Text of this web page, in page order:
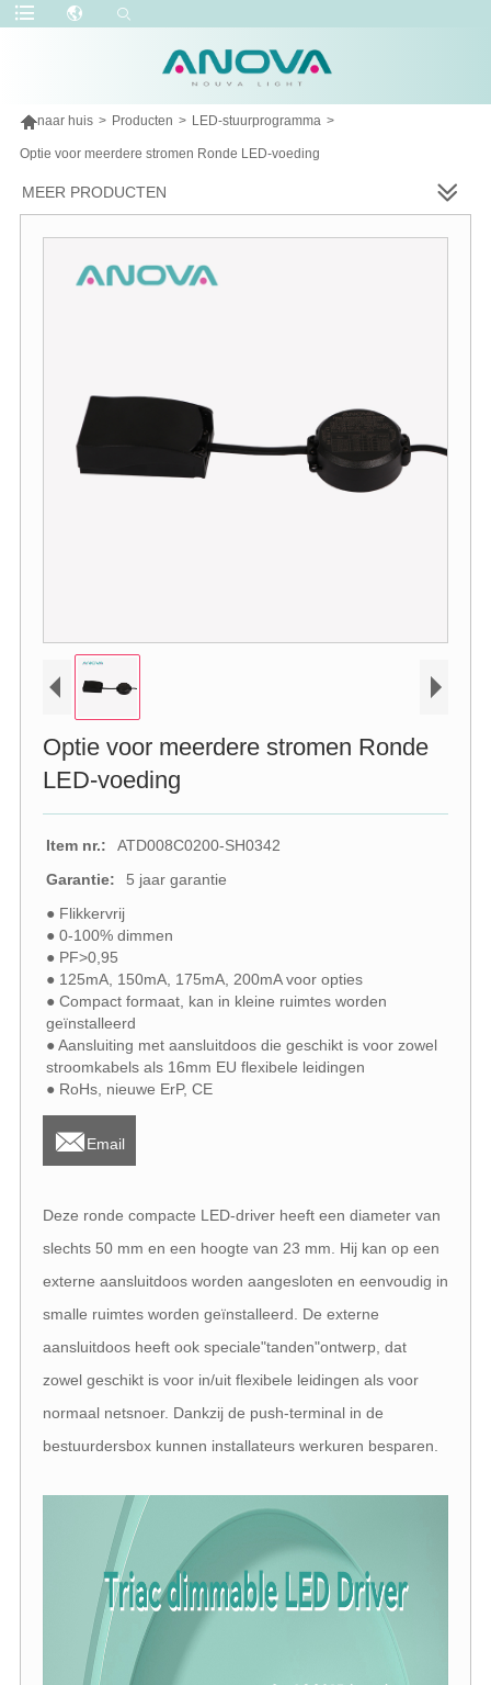
naar huis > Producten > LED-stuurprogramma >
Optie voor meerdere stromen Ronde LED-voeding
MEER PRODUCTEN
Optie voor meerdere stromen Ronde
LED-voeding
Item nr.:
ATD008C0200-SH0342
Garantie:
5 jaar garantie
● Flikkervrij
● 0-100% dimmen
● PF>0,95
● 125mA, 150mA, 175mA, 200mA voor opties
● Compact formaat, kan in kleine ruimtes worden
geïnstalleerd
● Aansluiting met aansluitdoos die geschikt is voor zowel
stroomkabels als 16mm EU flexibele leidingen
● RoHs, nieuwe ErP, CE
Email
Deze ronde compacte LED-driver heeft een diameter van
slechts 50 mm en een hoogte van 23 mm. Hij kan op een
externe aansluitdoos worden aangesloten en eenvoudig in
smalle ruimtes worden geïnstalleerd. De externe
aansluitdoos heeft ook speciale"tanden"ontwerp, dat
zowel geschikt is voor in/uit flexibele leidingen als voor
normaal netsnoer. Dankzij de push-terminal in de
bestuurdersbox kunnen installateurs werkuren besparen.